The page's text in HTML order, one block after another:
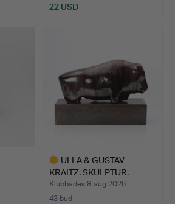
22 USD
ULLA & GUSTAV
KRAITZ. SKULPTUR.
Glaserad k…
Klubbades 8 aug 2026
43 bud